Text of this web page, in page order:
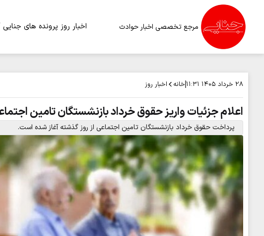
مرجع تخصصی اخبار حوادث اخبار روز پرونده های جنایی
۲۸ خرداد ۱۴۰۵ ۱۱:۳۱ خانه اخبار روز
اعلام جزئیات واریز حقوق خرداد بازنشستگان تامین
پرداخت حقوق خرداد بازنشستگان تامین اجتماعی از روز گذشته آغاز شده است.